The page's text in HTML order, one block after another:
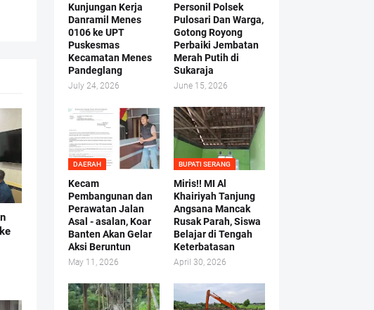
Kunjungan Kerja
Danramil Menes
0106 ke UPT
Puskesmas
Kecamatan Menes
Pandeglang
July 24, 2026
Personil Polsek
Pulosari Dan Warga,
Gotong Royong
Perbaiki Jembatan
Merah Putih di
Sukaraja
June 15, 2026
DAERAH
Kecam
Pembangunan dan
Perawatan Jalan
Asal - asalan, Koar
Banten Akan Gelar
Aksi Beruntun
May 11, 2026
BUPATI SERANG
Miris!! MI Al
Khairiyah Tanjung
Angsana Mancak
Rusak Parah, Siswa
Belajar di Tengah
Keterbatasan
April 30, 2026